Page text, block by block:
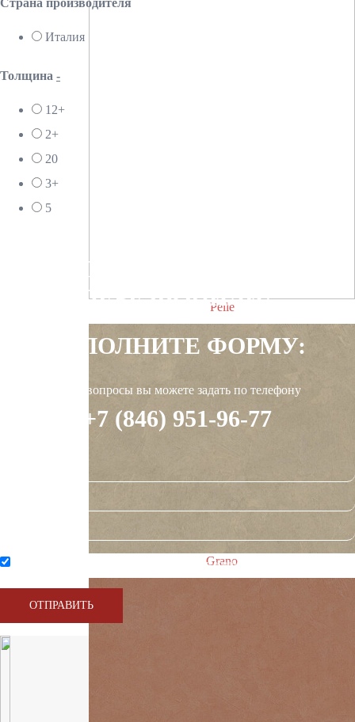
Италия
Толщина -
12+
2+
20
3+
5
Pelle
Grano
ХОТИТЕ ,ЧТОБЫ МЫ
ПЕРЕЗВОНИЛИ?
ЗАПОЛНИТЕ ФОРМУ:
Интересующие вопросы вы можете задать по телефону
+7 (846) 951-96-77
Нажимая на кнопку, вы соглашаетесь с условиями обработки персональных данных